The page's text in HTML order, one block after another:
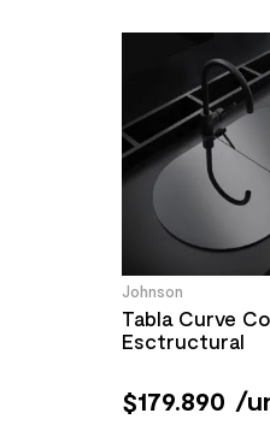
Johnson
Tabla Curve
Esctructural
$179.890 /